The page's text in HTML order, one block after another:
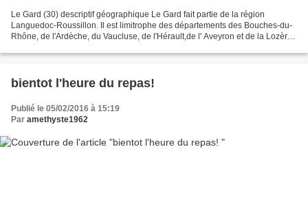
Le Gard (30) descriptif géographique Le Gard fait partie de la région
Languedoc-Roussillon. Il est limitrophe des départements des Bouches-du-
Rhône, de l'Ardèche, du Vaucluse, de l'Hérault,de l' Aveyron et de la Lozère.
bientot l'heure du repas!
Publié le 05/02/2016 à 15:19
Par amethyste1962